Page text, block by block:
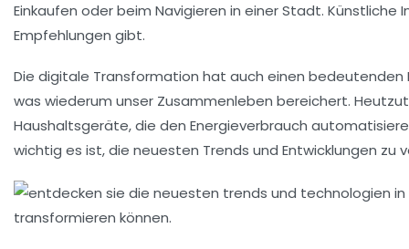
Einkaufen oder beim Navigieren in einer Stadt.
Empfehlungen gibt.
Die digitale Transformation hat auch einen bedeutenden
was wiederum unser Zusammenleben bereichert.
Haushaltsgeräte, die den Energieverbrauch
wichtig es ist, die neuesten Trends und Entwicklungen zu